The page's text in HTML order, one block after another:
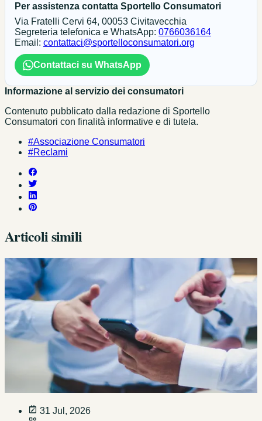
Per assistenza contatta Sportello Consumatori
Via Fratelli Cervi 64, 00053 Civitavecchia
Segreteria telefonica e WhatsApp: 0766036164
Email: contattaci@sportelloconsumatori.org
Contattaci su WhatsApp
Informazione al servizio dei consumatori
Contenuto pubblicato dalla redazione di Sportello
Consumatori con finalità informative e di tutela.
#Associazione Consumatori
#Reclami
Articoli simili
31 Jul, 2026